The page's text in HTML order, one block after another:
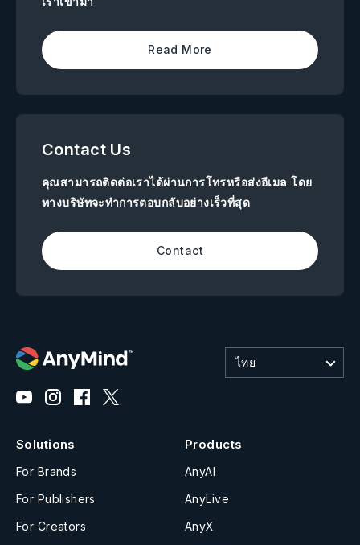
Read More
Contact Us
คุณสามารถติดต่อเราได้ผ่านการโทรหรือส่งอีเมล โดย
ทางบริษัทจะทำการตอบกลับอย่างเร็วที่สุด
Contact
ไทย
Solutions
For Brands
For Publishers
For Creators
Products
AnyAI
AnyLive
AnyX